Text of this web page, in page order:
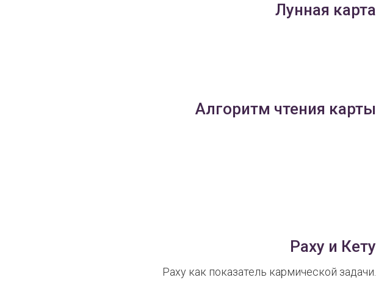
Лунная карта
Алгоритм чтения карты
Раху и Кету
Раху как показатель кармической задачи.